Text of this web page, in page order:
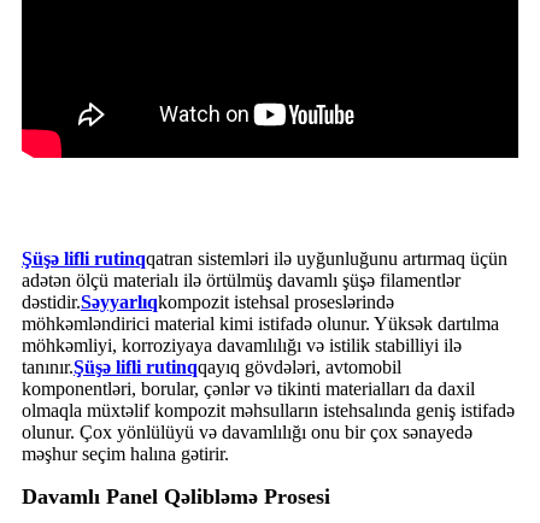
Şüşə lifli rutinqqatran sistemləri ilə uyğunluğunu artırmaq üçün
adətən ölçü materialı ilə örtülmüş davamlı şüşə filamentlər
dəstidir.Səyyarlıqkompozit istehsal proseslərində
möhkəmləndirici material kimi istifadə olunur. Yüksək dartılma
möhkəmliyi, korroziyaya davamlılığı və istilik stabilliyi ilə
tanınır.Şüşə lifli rutinqqayıq gövdələri, avtomobil
komponentləri, borular, çənlər və tikinti materialları da daxil
olmaqla müxtəlif kompozit məhsulların istehsalında geniş istifadə
olunur. Çox yönlülüyü və davamlılığı onu bir çox sənayedə
məşhur seçim halına gətirir.
Davamlı Panel Qəlibləmə Prosesi